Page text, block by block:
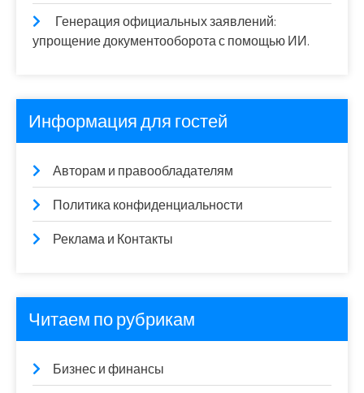
Генерация официальных заявлений:
упрощение документооборота с помощью ИИ.
Информация для гостей
Авторам и правообладателям
Политика конфиденциальности
Реклама и Контакты
Читаем по рубрикам
Бизнес и финансы